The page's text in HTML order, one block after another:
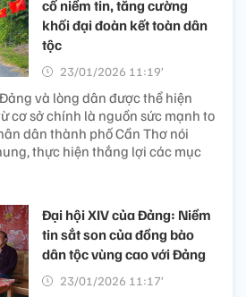
cố niềm tin, tăng cường
khối đại đoàn kết toàn dân
tộc
23/01/2026 11:19’
và lòng dân được thể hiện
cơ sở chính là nguồn sức mạnh to
dân thành phố Cần Thơ nói
thực hiện thắng lợi các mục
Đại hội XIV của Đảng: Niềm
tin sắt son của đồng bào
dân tộc vùng cao với Đảng
23/01/2026 11:17’